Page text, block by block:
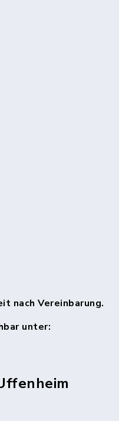
nach Vereinbarung.
unter: